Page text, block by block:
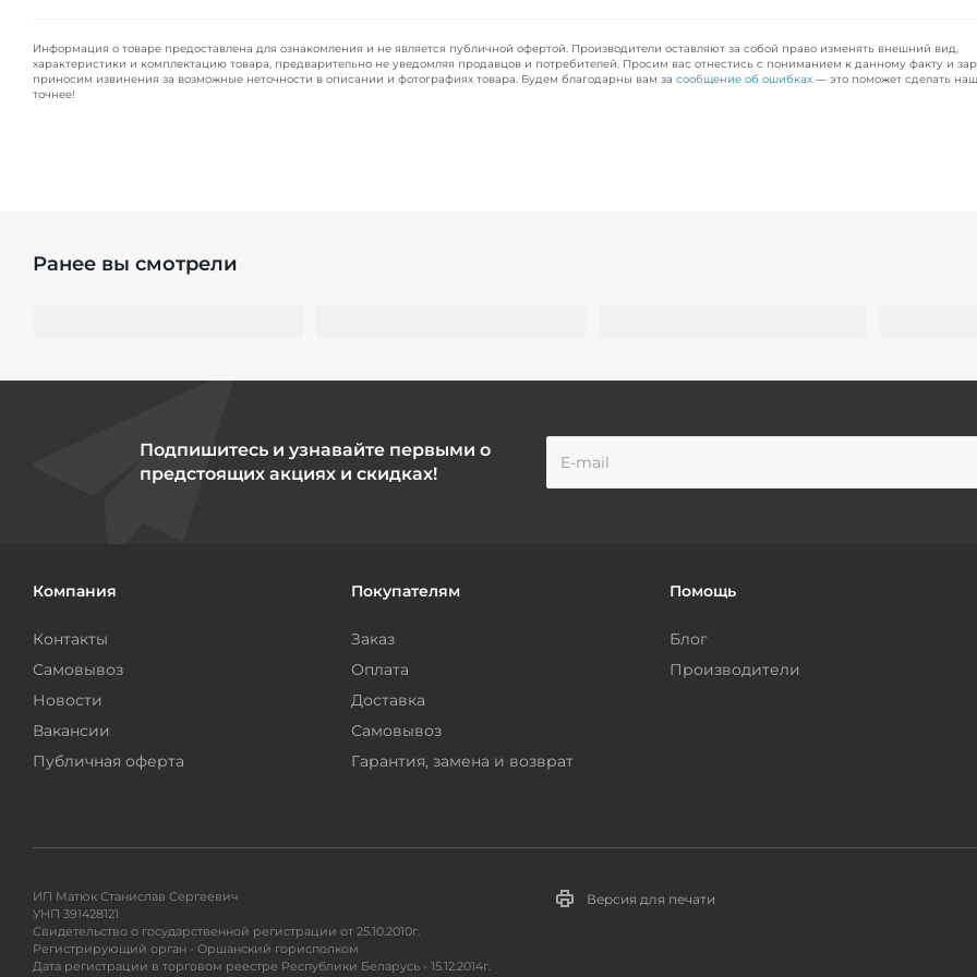
Информация о товаре предоставлена для ознакомления и не является публичной офертой. Производители оставляют за собой право изменять внешний вид,
характеристики и комплектацию товара, предварительно не уведомляя продавцов и потребителей. Просим вас отнестись с пониманием к данному факту и
приносим извинения за возможные неточности в описании и фотографиях товара. Будем благодарны вам за сообщение об ошибках — это поможет сделать
точнее!
Ранее вы смотрели
Подпишитесь и узнавайте первыми о
предстоящих акциях и скидках!
Компания
Контакты
Самовывоз
Новости
Вакансии
Публичная оферта
Покупателям
Заказ
Оплата
Доставка
Самовывоз
Гарантия, замена и возврат
Помощь
Блог
Производители
ИП Матюк Станислав Сергеевич
УНП 391428121
Свидетельство о государственной регистрации от 25.10.2010г.
Регистрирующий орган - Оршанский горисполком
Дата регистрации в торговом реестре Республики Беларусь - 15.12.2014г.
Версия для печати